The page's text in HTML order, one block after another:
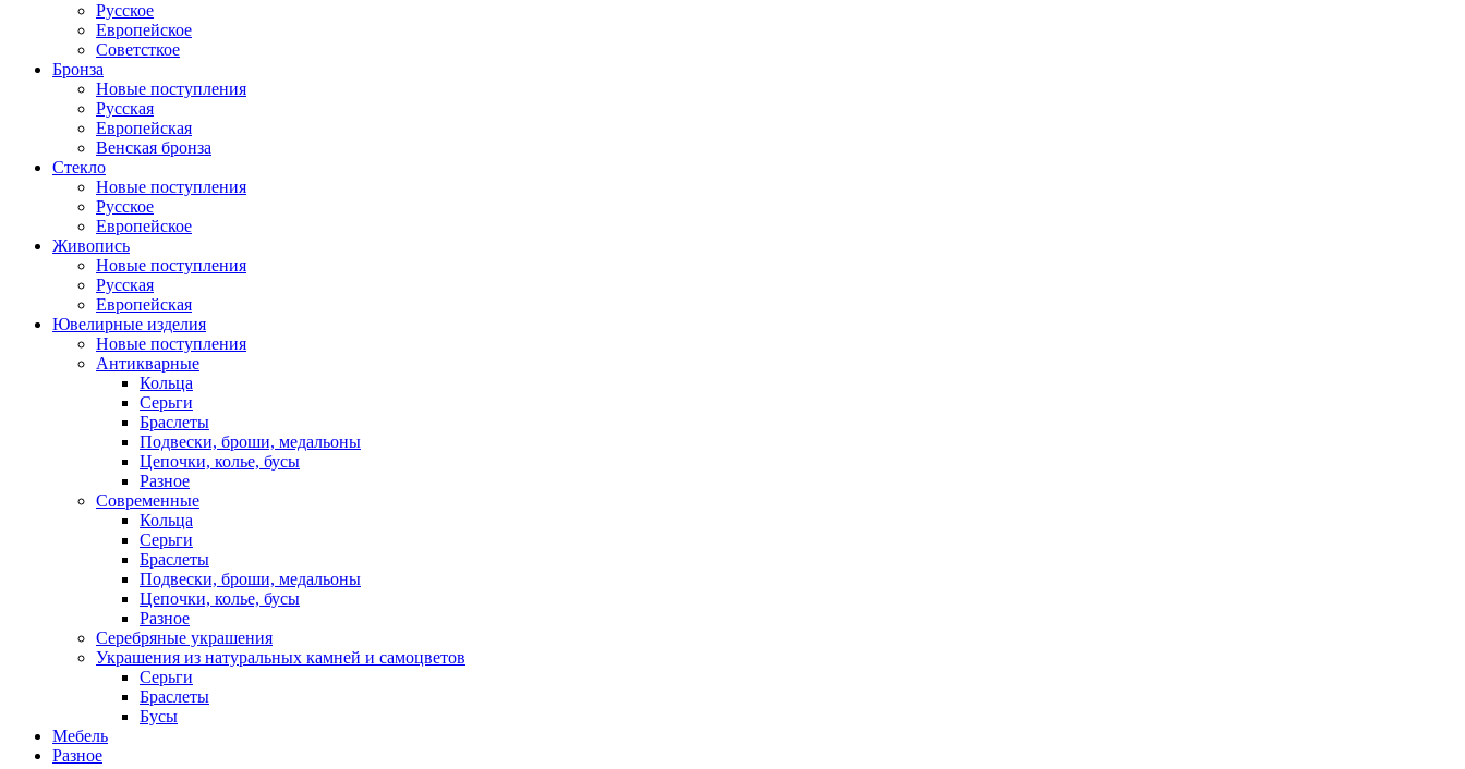
Русское
Европейское
Советсткое
Бронза
Новые поступления
Русская
Европейская
Венская бронза
Стекло
Новые поступления
Русское
Европейское
Живопись
Новые поступления
Русская
Европейская
Ювелирные изделия
Новые поступления
Антикварные
Кольца
Серьги
Браслеты
Подвески, броши, медальоны
Цепочки, колье, бусы
Разное
Современные
Кольца
Серьги
Браслеты
Подвески, броши, медальоны
Цепочки, колье, бусы
Разное
Серебряные украшения
Украшения из натуральных камней и самоцветов
Серьги
Браслеты
Бусы
Мебель
Разное